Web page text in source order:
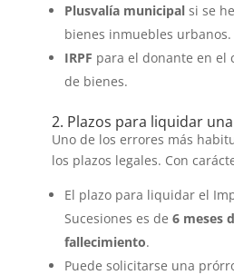
Plusvalía municipalsi se
bienes inmuebles urbanos.
IRPF para el donante en el
de bienes.
2. Plazos para liquidar
Uno de los errores más
los plazos legales. Con
El plazo para liquidar el
Sucesiones es de 6 meses
fallecimiento.
Puede solicitarse una